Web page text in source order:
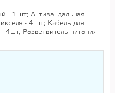
- 1 шт; Антивандальная
- 4 шт; Кабель для
4шт; Разветвитель питания -